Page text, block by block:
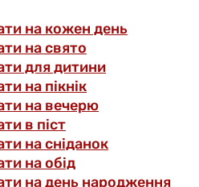
на кожен день
на свято
для дитини
на пікнік
на вечерю
в піст
на сніданок
на обід
на день народження